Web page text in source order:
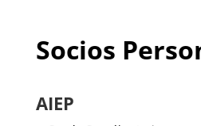
Socios
AIEP